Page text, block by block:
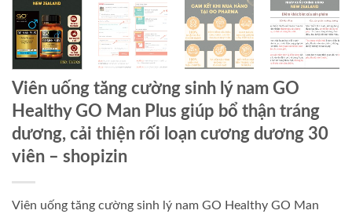
Viên uống tăng cường sinh lý nam GO
Healthy GO Man Plus giúp bổ thận tráng
dương, cải thiện rối loạn cương dương 30
viên – shopizin
Viên uống tăng cường sinh lý nam GO Healthy GO Man